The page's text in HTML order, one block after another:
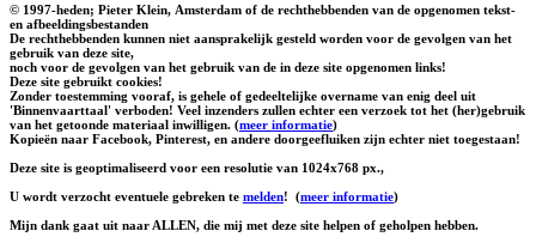
© 1997-heden; Pieter Klein, Amsterdam of de rechthebbenden van de opgenomen tekst-
en afbeeldingsbestanden
De rechthebbenden kunnen niet aansprakelijk gesteld worden voor de gevolgen van het
gebruik van deze site,
noch voor de gevolgen van het gebruik van de in deze site opgenomen links!
Deze site gebruikt cookies!
Zonder toestemming vooraf, is gehele of gedeeltelijke overname van enig deel uit
'Binnenvaarttaal' verboden! Veel inzenders zullen echter een verzoek tot het (her)gebruik
van het getoonde materiaal inwilligen. (meer informatie)
Kopieën naar Facebook, Pinterest, en andere doorgeefluiken zijn echter niet toegestaan!
Deze site is geoptimaliseerd voor een resolutie van 1024x768 px.,
U wordt verzocht eventuele gebreken te melden! (meer informatie)
Mijn dank gaat uit naar ALLEN, die mij met deze site helpen of geholpen hebben.